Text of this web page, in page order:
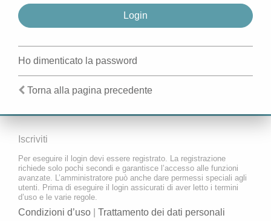
Ho dimenticato la password
Torna alla pagina precedente
Iscriviti
Per eseguire il login devi essere registrato. La registrazione
richiede solo pochi secondi e garantisce l’accesso alle funzioni
avanzate. L’amministratore può anche dare permessi speciali agli
utenti. Prima di eseguire il login assicurati di aver letto i termini
d’uso e le varie regole.
Condizioni d’uso Trattamento dei dati personali